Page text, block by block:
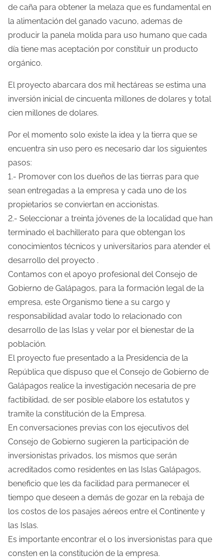
n
t
r
a
d
a
s
de caña para obtener la melaza que es fundamental en
la alimentación del ganado vacuno, ademas de
producir la panela molida para uso humano que cada
día tiene mas aceptación por constituir un producto
orgánico.
El proyecto abarcara dos mil hectáreas se estima una
inversión inicial de cincuenta millones de dolares y total
cien millones de dolares.
Por el momento solo existe la idea y la tierra que se
encuentra sin uso pero es necesario dar los siguientes
pasos:
1.- Promover con los dueños de las tierras para que
sean entregadas a la empresa y cada uno de los
propietarios se conviertan en accionistas.
2.- Seleccionar a treinta jóvenes de la localidad que han
terminado el bachillerato para que obtengan los
conocimientos técnicos y universitarios para atender el
desarrollo del proyecto .
Contamos con el apoyo profesional del Consejo de
Gobierno de Galápagos, para la formación legal de la
empresa, este Organismo tiene a su cargo y
responsabilidad avalar todo lo relacionado con
desarrollo de las Islas y velar por el bienestar de la
población.
El proyecto fue presentado a la Presidencia de la
República que dispuso que el Consejo de Gobierno de
Galápagos realice la investigación necesaria de pre
factibilidad, de ser posible elabore los estatutos y
tramite la constitución de la Empresa.
En conversaciones previas con los ejecutivos del
Consejo de Gobierno sugieren la participación de
inversionistas privados, los mismos que serán
acreditados como residentes en las Islas Galápagos,
beneficio que les da facilidad para permanecer el
tiempo que deseen a demás de gozar en la rebaja de
los costos de los pasajes aéreos entre el Continente y
las Islas.
Es importante encontrar el o los inversionistas para que
consten en la constitución de la empresa.